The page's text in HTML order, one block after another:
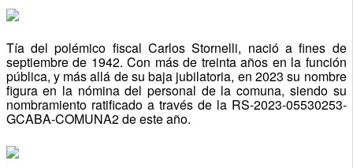
Tía del polémico fiscal Carlos Stornelli, nació a fines de
septiembre de 1942. Con más de treinta años en la función
pública, y más allá de su baja jubilatoria, en 2023 su nombre
figura en la nómina del personal de la comuna, siendo su
nombramiento ratificado a través de la RS-2023-05530253-
GCABA-COMUNA2 de este año.